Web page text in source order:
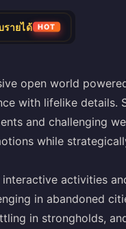
รายได้ HOT
open world
with lifelike details.
and challenging
while
activities
in abandoned
in strongholds,